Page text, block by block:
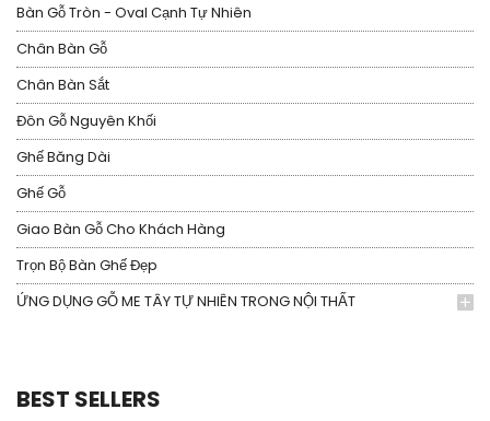
Bàn Gỗ Tròn - Oval Cạnh Tự Nhiên
Chân Bàn Gỗ
Chân Bàn Sắt
Đôn Gỗ Nguyên Khối
Ghế Băng Dài
Ghế Gỗ
Giao Bàn Gỗ Cho Khách Hàng
Trọn Bộ Bàn Ghế Đẹp
ỨNG DỤNG GỖ ME TÂY TỰ NHIÊN TRONG NỘI THẤT
BEST SELLERS